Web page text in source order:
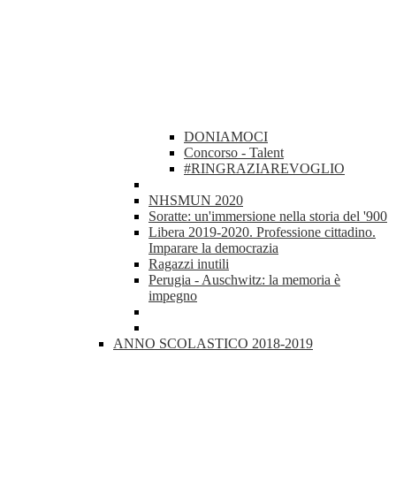
DONIAMOCI
Concorso - Talent
#RINGRAZIAREVOGLIO
NHSMUN 2020
Soratte: un'immersione nella storia del '900
Libera 2019-2020. Professione cittadino.
Imparare la democrazia
Ragazzi inutili
Perugia - Auschwitz: la memoria è
impegno
ANNO SCOLASTICO 2018-2019